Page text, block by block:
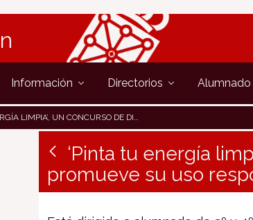
Información Directorios Alumnado
CONCURSO DE DIBUJO ESCOLAR PROMUEVE SU USO RESPONSABLE
‘Pinta tu energía
promueve su uso